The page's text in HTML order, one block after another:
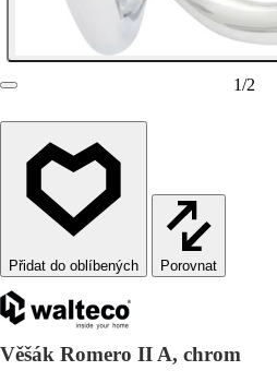
1/2
Porovnat
Věšák Romero II A, chrom